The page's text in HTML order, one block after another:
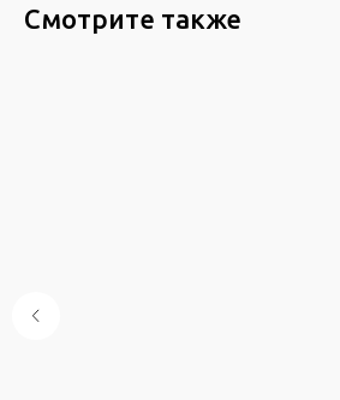
Смотрите также